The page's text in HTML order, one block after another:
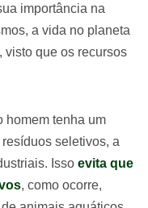
importância na
a vida no planeta
visto que os recursos
homem tenha um
seletivos, a
Isso evita que
, como ocorre,